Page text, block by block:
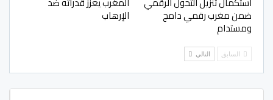
ضمن مغرب رقمي دامج
ومستدام
الإرهاب
السابق التالي